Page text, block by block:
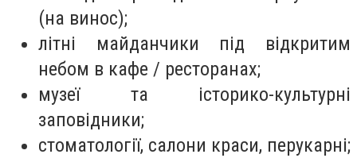
(на винос);
літні майданчики під відкритим
небом в кафе / ресторанах;
музеї та історико-культурні
заповідники;
стоматології, салони краси, перукарні;